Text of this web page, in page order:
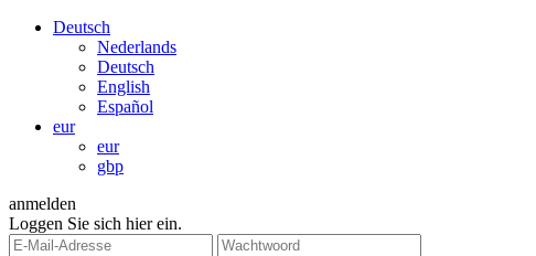
Deutsch
Nederlands
Deutsch
English
Español
eur
eur
gbp
anmelden
Loggen Sie sich hier ein.